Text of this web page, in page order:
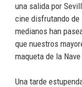
una salida por
cine disfrutando de
medianos han
que nuestros
maqueta de la
Una tarde